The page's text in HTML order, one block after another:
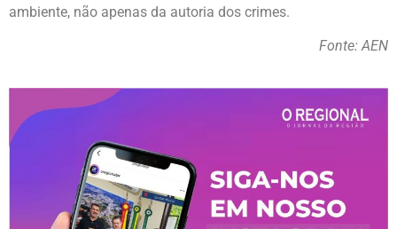
ambiente, não apenas da autoria dos crimes.
Fonte: AEN